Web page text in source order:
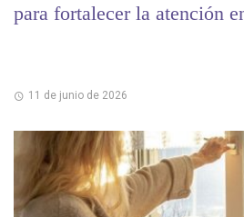
para fortalecer la atención
11 de junio de 2026